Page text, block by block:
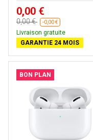
0,00 €
0,00 € -0,00 €
Livraison gratuite
GARANTIE 24 MOIS
BON PLAN